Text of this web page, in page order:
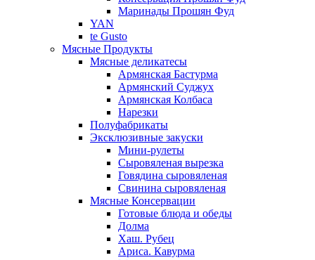
Маринады Прошян Фуд
YAN
te Gusto
Мясные Продукты
Мясные деликатесы
Армянская Бастурма
Армянский Суджух
Армянская Колбаса
Нарезки
Полуфабрикаты
Эксклюзивные закуски
Мини-рулеты
Сыровяленая вырезка
Говядина сыровяленая
Свинина сыровяленая
Мясные Консервации
Готовые блюда и обеды
Долма
Хаш. Рубец
Ариса. Кавурма